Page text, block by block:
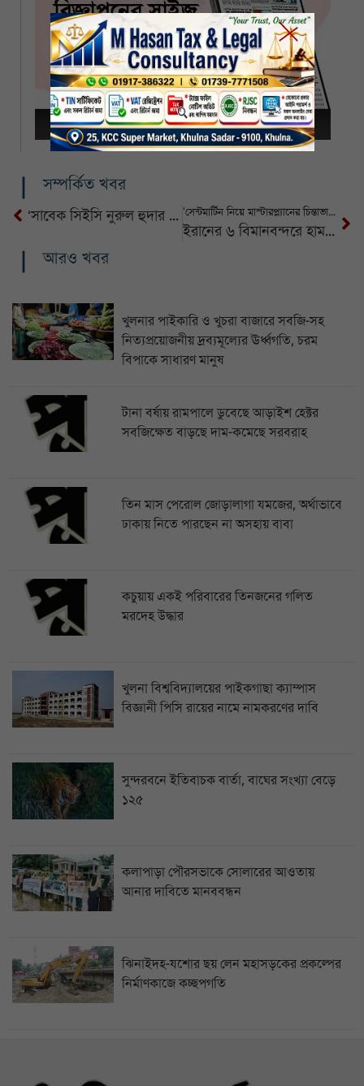
সম্পর্কিত খবর
‘সাবেক সিইসি নুরুল হুদার সঙ্গে যা হয়েছে তা কোনোভাবেই গ্রহণযোগ্য নয়’: স্বরাষ্ট্র উপদেষ্টা ‘সেন্টমার্টিন নিয়ে মাস্টারপ্ল্যানের চিন্তাভাবনা চলছে’: উপদেষ্টা রিজওয়ানা হাসান
ইরানের ৬ বিমানবন্দরে হামলা, ১৫ উড়োজাহাজ-হেলিকপ্টার বিধ্বস্তের দাবি ইসরায়েলের
আরও খবর
খুলনার পাইকারি ও খুচরা বাজারে সবজি-সহ
নিত্যপ্রয়োজনীয় দ্রব্যমূল্যের ঊর্ধ্বগতি, চরম
বিপাকে সাধারণ মানুষ
টানা বর্ষায় রামপালে ডুবেছে আড়াইশ হেক্টর
সবজিক্ষেত বাড়ছে দাম-কমেছে সরবরাহ
তিন মাস পেরোল জোড়ালাগা যমজের, অর্থাভাবে
ঢাকায় নিতে পারছেন না অসহায় বাবা
কচুয়ায় একই পরিবারের তিনজনের গলিত
মরদেহ উদ্ধার
খুলনা বিশ্ববিদ্যালয়ের পাইকগাছা ক্যাম্পাস
বিজ্ঞানী পিসি রায়ের নামে নামকরণের দাবি
সুন্দরবনে ইতিবাচক বার্তা, বাঘের সংখ্যা বেড়ে
১২৫
কলাপাড়া পৌরসভাকে সোলারের আওতায়
আনার দাবিতে মানববন্ধন
ঝিনাইদহ-যশোর ছয় লেন মহাসড়কের প্রকল্পের
নির্মাণকাজে কচ্ছপগতি